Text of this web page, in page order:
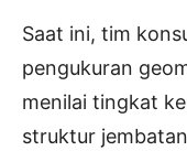
Saat ini, tim
pengukuran
menilai tingkat
struktur